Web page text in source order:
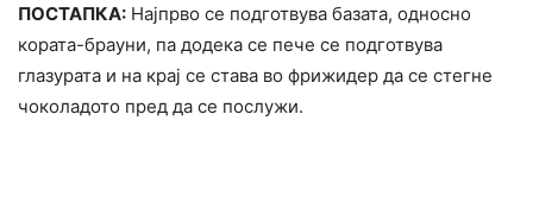
ПОСТАПКА: Најпрво се подготвува базата, односно
кората-брауни, па додека се пече се подготвува
глазурата и на крај се става во фрижидер да се стегне
чоколадото пред да се послужи.